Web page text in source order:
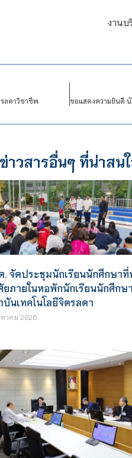
งานบ
ลดาวิชาชีพ
ข่าวสารอื่นๆ ที่น่าสน
. จัดประชุมนักเรียนนักศึกษา
ยภายในหอพักนักเรียนนักศึกษา
บันเทคโนโลยีจิตรลดา
าคม 2026